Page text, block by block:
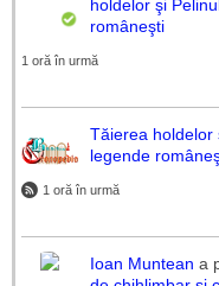
holdelor şi
româneşti
1 oră în urmă
Tăierea holdelor
legende
1 oră în urmă
Ioan Muntean a